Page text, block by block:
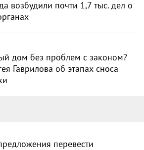
возбудили почти 1,7 тыс. дел о
дом без проблем с законом?
Гаврилова об этапах сноса
перевести